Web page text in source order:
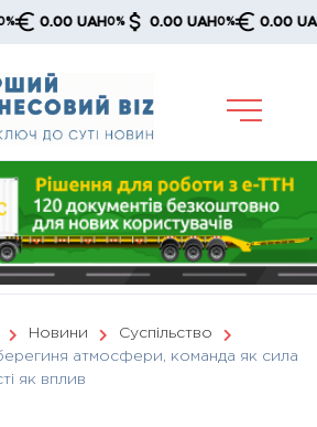
UAH0% 0.00 UAH0% 0.00 UAH0%
Новини
Суспільство
атмосфери, команда як сила
як вплив